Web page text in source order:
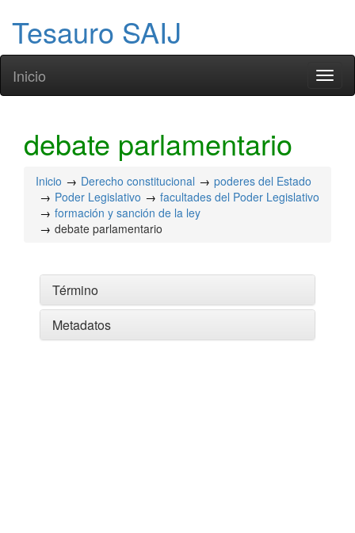
Tesauro SAIJ
Inicio
debate parlamentario
Inicio Derecho constitucional
poderes del Estado
Poder Legislativo
facultades del Poder Legislativo
formación y sanción de la ley
debate parlamentario
Término
Metadatos